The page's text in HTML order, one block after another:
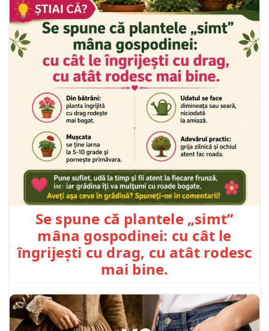
Se spune că plantele „simt”
mâna gospodinei: cu cât le
îngrijești cu drag, cu atât rodesc
mai bine.